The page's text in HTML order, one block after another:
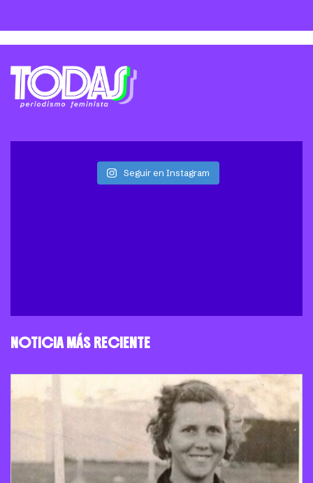
Seguir en Instagram
NOTICIA MÁS RECIENTE